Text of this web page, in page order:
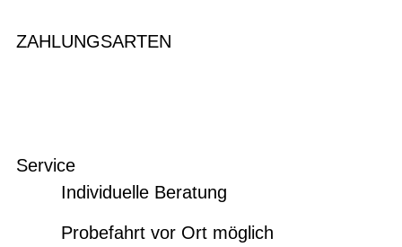
ZAHLUNGSARTEN
Service
Individuelle Beratung
Probefahrt vor Ort möglich